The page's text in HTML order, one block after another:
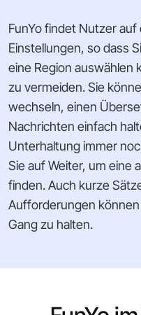
FunYo findet Nutzer
Einstellungen, so dass
eine Region auswählen
zu vermeiden. Sie
wechseln, einen
Nachrichten einfach
Unterhaltung immer
Sie auf Weiter, um eine
finden. Auch kurze
Aufforderungen
Gang zu halten.